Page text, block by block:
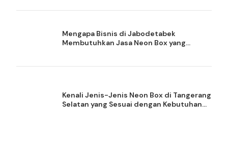
Mengapa Bisnis di Jabodetabek
Membutuhkan Jasa Neon Box yang
Kenali Jenis-Jenis Neon Box di Tangerang
Selatan yang Sesuai dengan Kebutuhan